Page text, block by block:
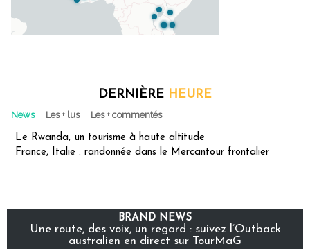
DERNIÈRE HEURE
News Les + lus Les + commentés
Le Rwanda, un tourisme à haute altitude
France, Italie : randonnée dans le Mercantour frontalier
BRAND NEWS
Une route, des voix, un regard : suivez l’Outback
australien en direct sur TourMaG